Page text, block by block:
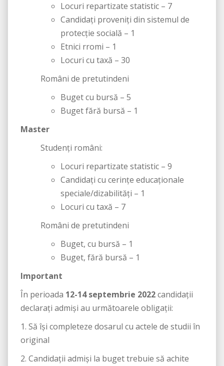
Locuri repartizate statistic – 7
Candidați proveniți din sistemul de
protecție socială – 1
Etnici rromi – 1
Locuri cu taxă – 30
Români de pretutindeni
Buget cu bursă – 5
Buget fără bursă – 1
Master
Studenţi români:
Locuri repartizate statistic – 9
Candidați cu cerințe educaționale
speciale/dizabilități – 1
Locuri cu taxă – 7
Români de pretutindeni
Buget, cu bursă – 1
Buget, fără bursă – 1
Important
În perioada 12-14 septembrie 2022candidaţii
declaraţi admişi au următoarele obligaţii:
1. Să îşi completeze dosarul cu actele de studii în
original
2. Candidaţii admişi la buget trebuie să achite